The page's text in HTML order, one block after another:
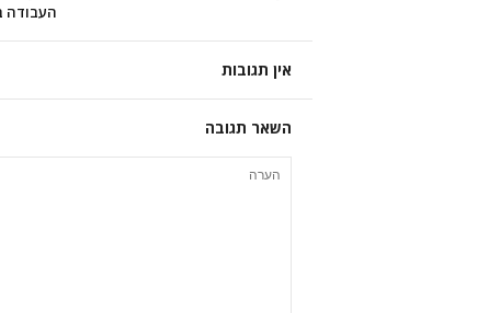
העבודה
אין תגובות
השאר תגובה